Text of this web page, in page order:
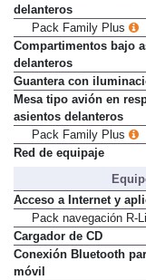
delanteros
Pack Family Plus
Compartimentos bajo
delanteros
Guantera con
Mesa tipo avión en
asientos delanteros
Pack Family Plus
Red de equipaje
Acceso a Internet y
Pack navegación R-
Cargador de CD
Conexión Bluetooth
móvil